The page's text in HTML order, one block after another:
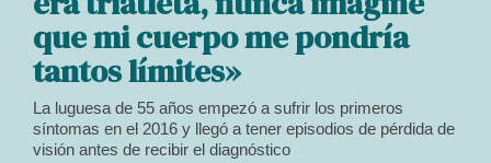
que mi cuerpo me pondría
tantos límites»
La luguesa de 55 años empezó a sufrir los primeros
síntomas en el 2016 y llegó a tener episodios de pérdida de
visión antes de recibir el diagnóstico